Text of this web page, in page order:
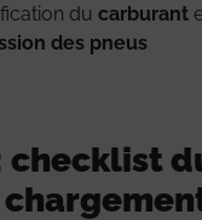
ducarburant
des pneus
checklist